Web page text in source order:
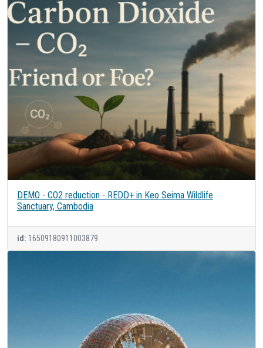
DEMO - CO2 reduction - REDD+ in Keo Seima Wildlife
Sanctuary, Cambodia
id: 16509180911003879